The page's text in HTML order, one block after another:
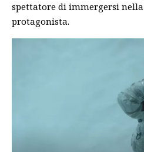
spettatore di immergersi
protagonista.